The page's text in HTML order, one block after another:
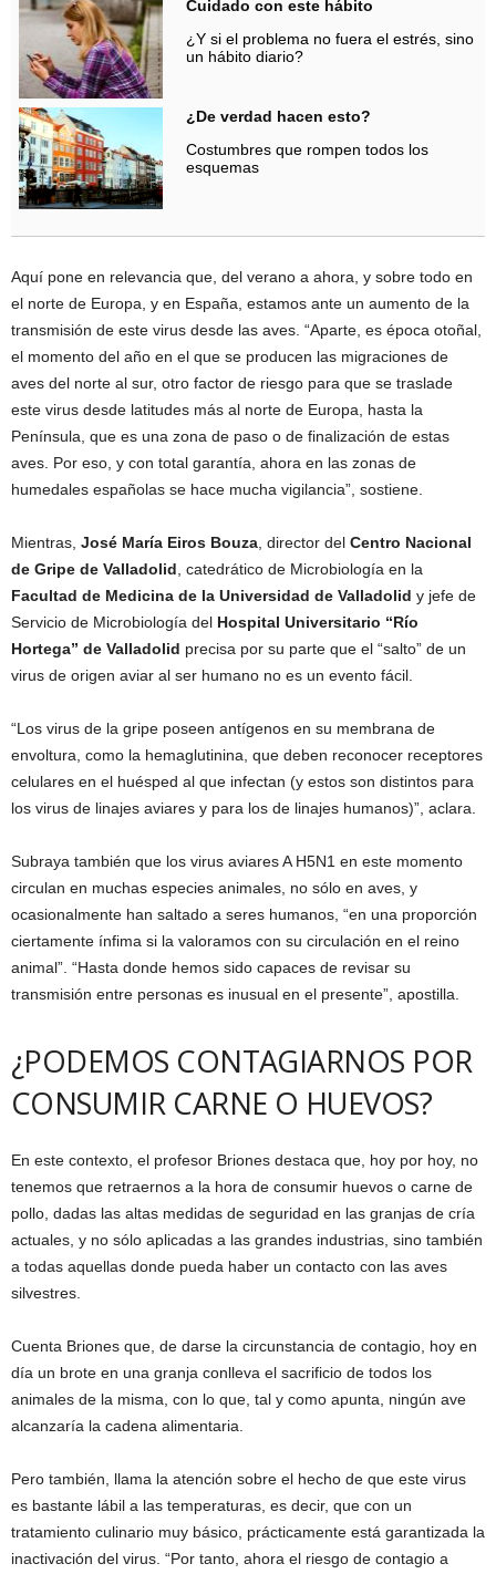
Cuidado con este hábito
¿Y si el problema no fuera el estrés, sino
un hábito diario?
¿De verdad hacen esto?
Costumbres que rompen todos los
esquemas
Aquí pone en relevancia que, del verano a ahora, y sobre todo en
el norte de Europa, y en España, estamos ante un aumento de la
transmisión de este virus desde las aves. “Aparte, es época otoñal,
el momento del año en el que se producen las migraciones de
aves del norte al sur, otro factor de riesgo para que se traslade
este virus desde latitudes más al norte de Europa, hasta la
Península, que es una zona de paso o de finalización de estas
aves. Por eso, y con total garantía, ahora en las zonas de
humedales españolas se hace mucha vigilancia”, sostiene.
Mientras, José María Eiros Bouza , director del Centro Nacional
de Gripe de Valladolid , catedrático de Microbiología en la
Facultad de Medicina de la Universidad de Valladolid y jefe de
Servicio de Microbiología del Hospital Universitario “Río
Hortega” de Valladolid precisa por su parte que el “salto” de un
virus de origen aviar al ser humano no es un evento fácil.
“Los virus de la gripe poseen antígenos en su membrana de
envoltura, como la hemaglutinina, que deben reconocer receptores
celulares en el huésped al que infectan (y estos son distintos para
los virus de linajes aviares y para los de linajes humanos)”, aclara.
Subraya también que los virus aviares A H5N1 en este momento
circulan en muchas especies animales, no sólo en aves, y
ocasionalmente han saltado a seres humanos, “en una proporción
ciertamente ínfima si la valoramos con su circulación en el reino
animal”. “Hasta donde hemos sido capaces de revisar su
transmisión entre personas es inusual en el presente”, apostilla.
¿PODEMOS CONTAGIARNOS POR
CONSUMIR CARNE O HUEVOS?
En este contexto, el profesor Briones destaca que, hoy por hoy, no
tenemos que retraernos a la hora de consumir huevos o carne de
pollo, dadas las altas medidas de seguridad en las granjas de cría
actuales, y no sólo aplicadas a las grandes industrias, sino también
a todas aquellas donde pueda haber un contacto con las aves
silvestres.
Cuenta Briones que, de darse la circunstancia de contagio, hoy en
día un brote en una granja conlleva el sacrificio de todos los
animales de la misma, con lo que, tal y como apunta, ningún ave
alcanzaría la cadena alimentaria.
Pero también, llama la atención sobre el hecho de que este virus
es bastante lábil a las temperaturas, es decir, que con un
tratamiento culinario muy básico, prácticamente está garantizada la
inactivación del virus. “Por tanto, ahora el riesgo de contagio a